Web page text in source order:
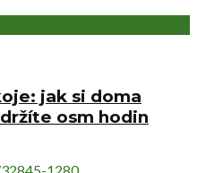
jak si doma
osm hodin